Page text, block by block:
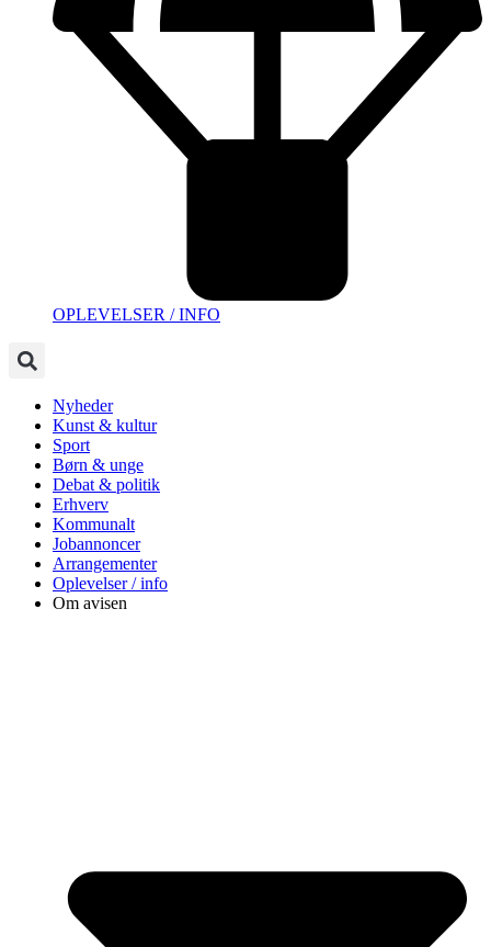
OPLEVELSER / INFO
Nyheder
Kunst & kultur
Sport
Børn & unge
Debat & politik
Erhverv
Kommunalt
Jobannoncer
Arrangementer
Oplevelser / info
Om avisen